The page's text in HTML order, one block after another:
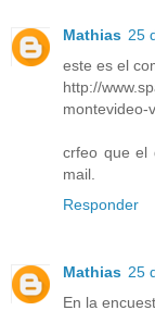
Mathias 25
este es el
http://
montevideo-
crfeo que el
mail.
Responder
Mathias 25
En la